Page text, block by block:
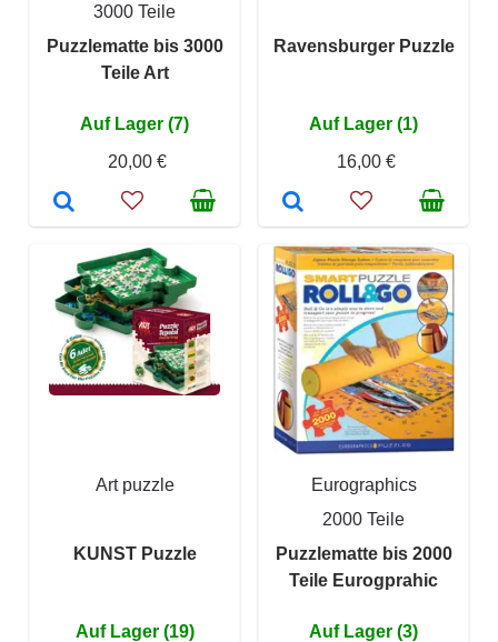
3000 Teile
Puzzlematte bis 3000
Teile Art
Auf Lager (7)
20,00 €
Ravensburger Puzzle
Auf Lager (1)
16,00 €
Art puzzle
KUNST Puzzle
Auf Lager (19)
Eurographics
2000 Teile
Puzzlematte bis 2000
Teile Eurogprahic
Auf Lager (3)